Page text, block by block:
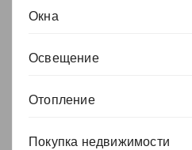
Окна
Освещение
Отопление
Покупка недвижимости